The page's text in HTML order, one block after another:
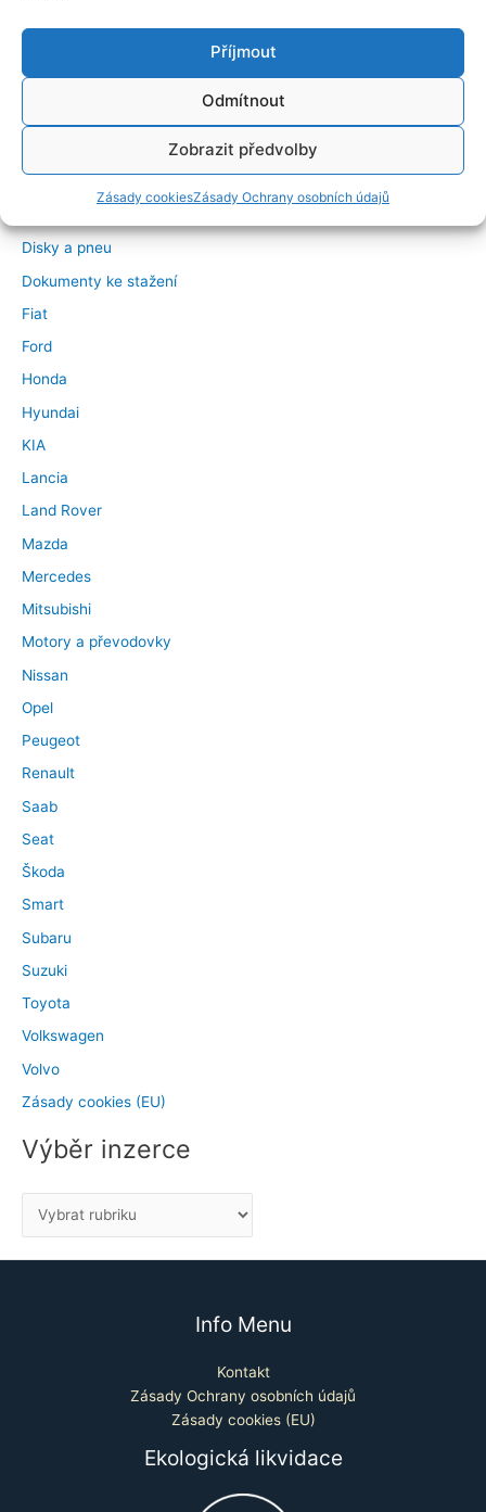
Příjmout
Odmítnout
Zobrazit předvolby
Zásady cookiesZásady Ochrany osobních údajů
BMW
Chrysler
Disky a pneu
Dokumenty ke stažení
Fiat
Ford
Honda
Hyundai
KIA
Lancia
Land Rover
Mazda
Mercedes
Mitsubishi
Motory a převodovky
Nissan
Opel
Peugeot
Renault
Saab
Seat
Škoda
Smart
Subaru
Suzuki
Toyota
Volkswagen
Volvo
Zásady cookies (EU)
Výběr inzerce
Info Menu
Kontakt
Zásady Ochrany osobních údajů
Zásady cookies (EU)
Ekologická likvidace